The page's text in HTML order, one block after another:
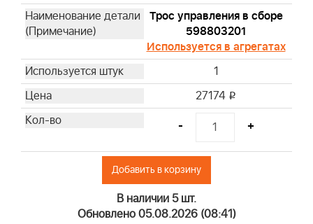
Трос управления в сборе
598803201
Используется в агрегатах
1
27174 i
- +
Добавить в корзину
В наличии 5 шт.
Обновлено 05.08.2026 (08:41)